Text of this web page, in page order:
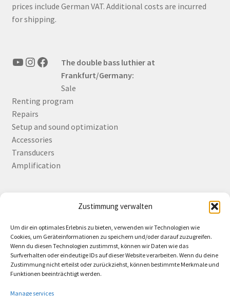
Zustimmung verwalten
Um dir ein optimales Erlebnis zu bieten, verwenden wir Technologien wie
Cookies, um Geräteinformationen zu speichern und/oder darauf zuzugreifen.
Wenn du diesen Technologien zustimmst, können wir Daten wie das
Surfverhalten oder eindeutige IDs auf dieser Website verarbeiten. Wenn du deine
Zustimmung nicht erteilst oder zurückziehst, können bestimmte Merkmale und
Funktionen beeinträchtigt werden.
Manage services
prices include German VAT. Additional costs are incurred
for shipping.
YouTube
Instagram
FacebookThe double bass luthier at
Frankfurt/Germany:
Sale
Renting program
Repairs
Setup and sound optimization
Accessories
Transducers
Amplification
English
Contact